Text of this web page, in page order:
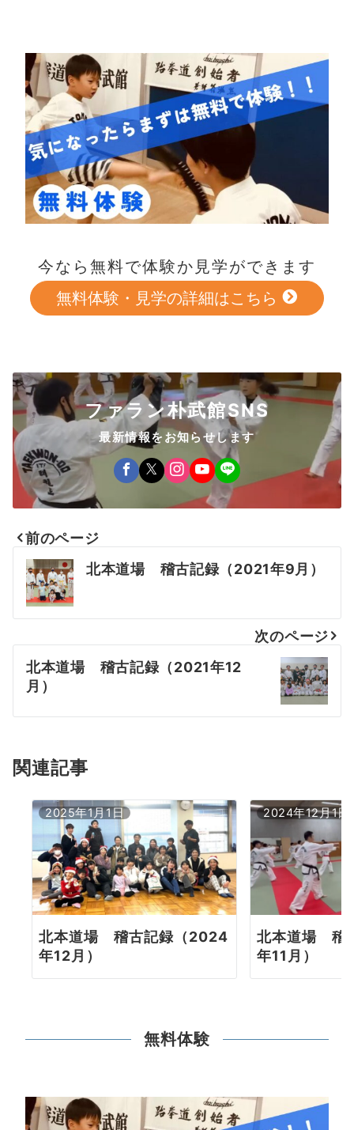
今なら無料で体験か見学ができます
無料体験・見学の詳細はこちら
ファラン朴武館SNS
最新情報をお知らせします
投
稿
ナ
ビ
ゲ
ョ
ン
前のページ
北本道場 稽古記録（2021年9月）
次のページ
北本道場 稽古記録（2021年12
月）
関連記事
2025年1月1日
北本道場 稽古記録（2024
年12月）
2024年12月1日
北本道場 稽
年11月）
無料体験